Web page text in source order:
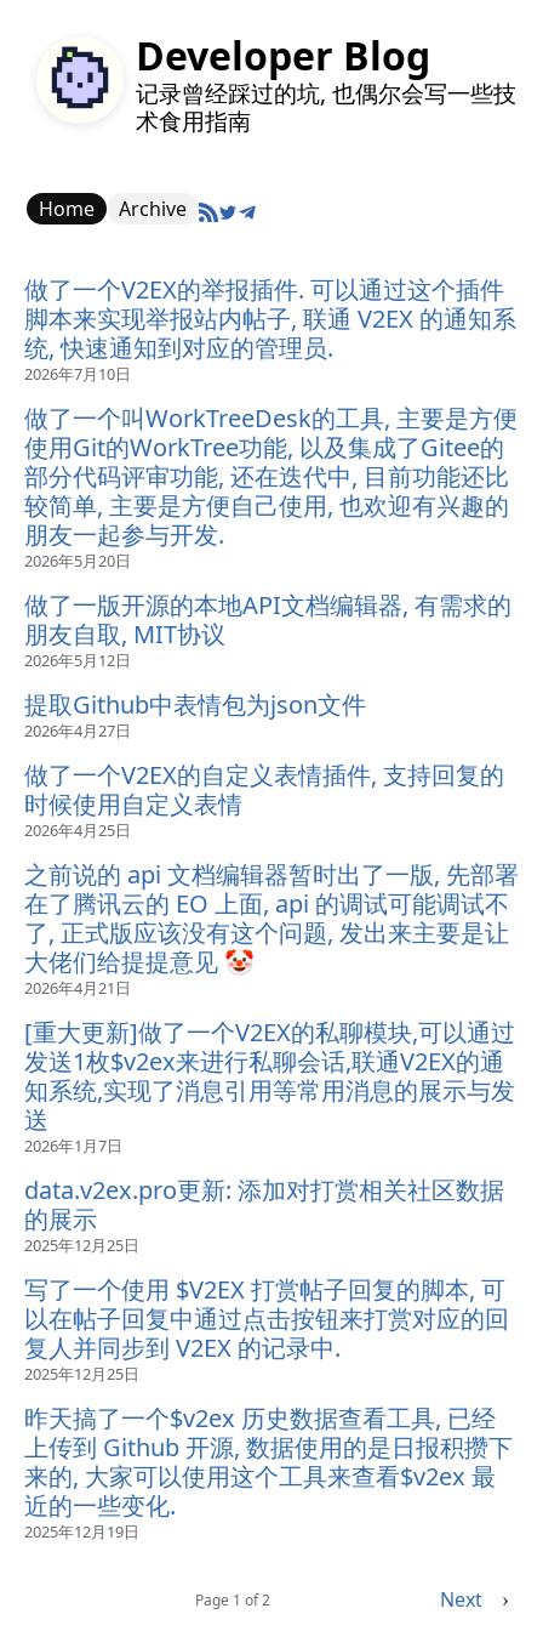
Developer Blog
记录曾经踩过的坑, 也偶尔会写一些技
术食用指南
Home Archive
做了一个V2EX的举报插件. 可以通过这个插件
脚本来实现举报站内帖子, 联通 V2EX 的通知系
统, 快速通知到对应的管理员.
2026年7月10日
做了一个叫WorkTreeDesk的工具, 主要是方便
使用Git的WorkTree功能, 以及集成了Gitee的
部分代码评审功能, 还在迭代中, 目前功能还比
较简单, 主要是方便自己使用, 也欢迎有兴趣的
朋友一起参与开发.
2026年5月20日
做了一版开源的本地API文档编辑器, 有需求的
朋友自取, MIT协议
2026年5月12日
提取Github中表情包为json文件
2026年4月27日
做了一个V2EX的自定义表情插件, 支持回复的
时候使用自定义表情
2026年4月25日
之前说的 api 文档编辑器暂时出了一版, 先部署
在了腾讯云的 EO 上面, api 的调试可能调试不
了, 正式版应该没有这个问题, 发出来主要是让
大佬们给提提意见 🤡
2026年4月21日
[重大更新]做了一个V2EX的私聊模块,可以通过
发送1枚$v2ex来进行私聊会话,联通V2EX的通
知系统,实现了消息引用等常用消息的展示与发
送
2026年1月7日
data.v2ex.pro更新: 添加对打赏相关社区数据
的展示
2025年12月25日
写了一个使用 $V2EX 打赏帖子回复的脚本, 可
以在帖子回复中通过点击按钮来打赏对应的回
复人并同步到 V2EX 的记录中.
2025年12月25日
昨天搞了一个$v2ex 历史数据查看工具, 已经
上传到 Github 开源, 数据使用的是日报积攒下
来的, 大家可以使用这个工具来查看$v2ex 最
近的一些变化.
2025年12月19日
Page 1 of 2 Next ›